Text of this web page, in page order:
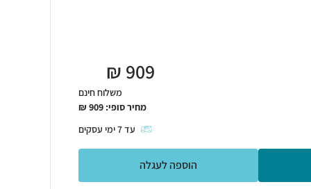
909
₪
משלוח חינם
מחיר סופי: 909
₪
עד7ימי עסקים
הוספה לעגלה